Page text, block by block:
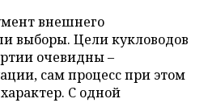
внешнего
выборы. Цели кукловодов
очевидны –
сам процесс при этом
С одной